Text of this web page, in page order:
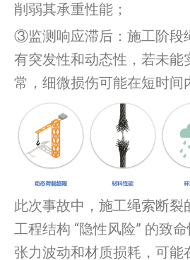
削弱其承重性能；
③监测响应滞后：施工阶段
有突发性和动态性，若未能
常，细微损伤可能在短时间
此次事故中，施工绳索断裂
工程结构 “隐性风险” 的致
张力波动和材质损耗，可能